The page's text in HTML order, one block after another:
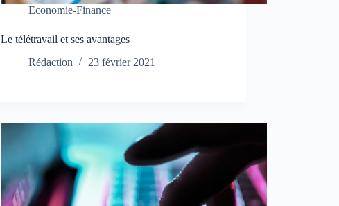
Economie-Finance
Le télétravail et ses avantages
Rédaction
23 février 2021